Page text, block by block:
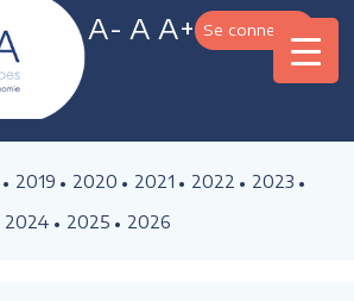
A- A A+ Se connecter
2019 2020 2021 2022
2023
2024
2025 2026